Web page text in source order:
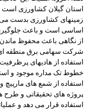
استان گیلان کشاورزی
زمینهای کشاورزی بدست می
اساسی است و باعث
از نگاهی باعث محفوظ
شرکت سهامی برق منطقه
استفاده از هادیهای
خطوط تک مداره موجود و
استفاده از شمع های مارپیچ
پروژه های تحقیقاتی و طرح
استفاده قرار می دهد و